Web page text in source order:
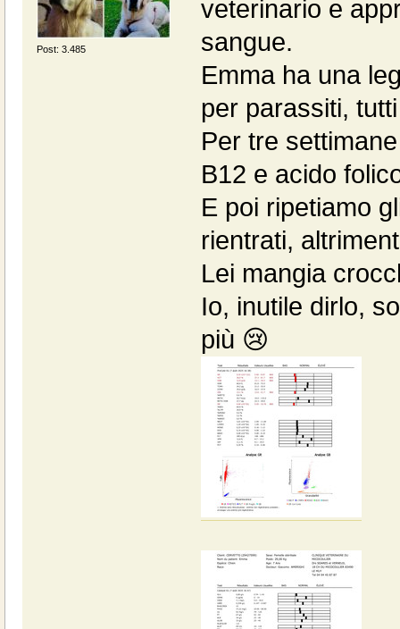
Post: 3.485
veterinario e
sangue.
Emma ha una
per parassiti,
Per tre
B12 e acido
E poi ripetiamo
rientrati,
Lei mangia
Io, inutile dirlo,
più 😢